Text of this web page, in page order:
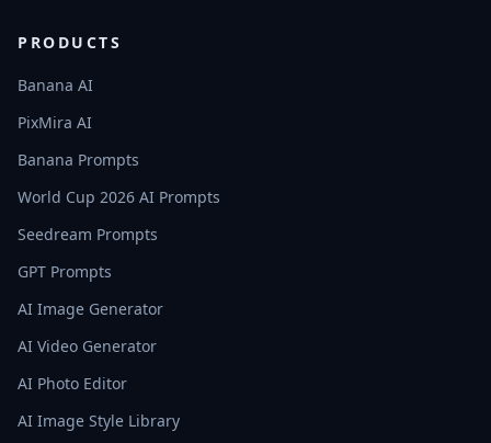
PRODUCTS
Banana AI
PixMira AI
Banana Prompts
World Cup 2026 AI Prompts
Seedream Prompts
GPT Prompts
AI Image Generator
AI Video Generator
AI Photo Editor
AI Image Style Library